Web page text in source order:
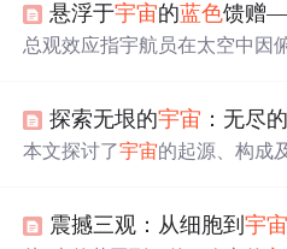
键人物的命运转折与银河系的
悬浮于宇宙的蓝色馈赠
总观效应指宇航员在太空中因
境保护意识与全球协作精神，
眼光应对共同挑战。
探索无垠的宇宙 ：无尽
本文探讨了宇宙的起源、构成
震撼三观：从细胞到宇宙